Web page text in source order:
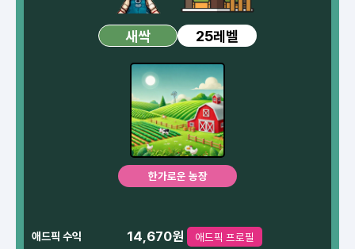
새싹 25레벨
한가로운 농장
애드픽 수익 14,670원 애드픽 프로필